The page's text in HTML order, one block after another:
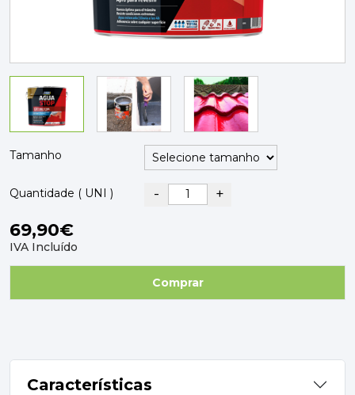
TINTAS, DROGAS E LIMPEZA
DYRUP
SKIL
Tamanho
Quantidade ( UNI ) - +
69,90€
IVA Incluído
Comprar
Características